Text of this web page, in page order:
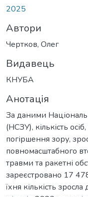
2025
Автори
Чертков, Олег
Видавець
КНУБА
Анотація
За даними
(НСЗУ), кількість
погіршення зору,
повномасштабного
травми та ракетні
зареєстровано 17
їхня кількість